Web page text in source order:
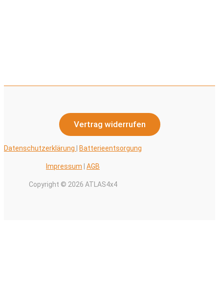
Vertrag widerrufen
Datenschutzerklärung Batterieentsorgung
Impressum AGB
Copyright © 2026 ATLAS4x4